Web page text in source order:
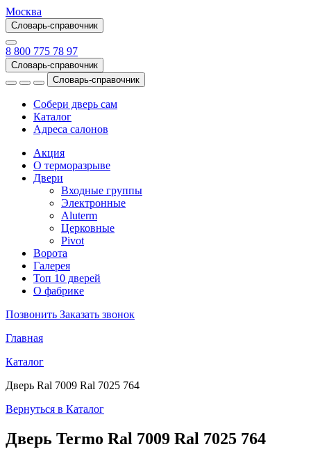
Москва
Словарь-справочник
8 800 775 78 97
Словарь-справочник
Словарь-справочник
Собери дверь сам
Каталог
Адреса салонов
Акция
О терморазрыве
Двери
Входные группы
Электронные
Aluterm
Церковные
Pivot
Ворота
Галерея
Топ 10 дверей
О фабрике
Позвонить Заказать звонок
Главная
Каталог
Дверь Ral 7009 Ral 7025 764
Вернуться в Каталог
Дверь Termo Ral 7009 Ral 7025 764